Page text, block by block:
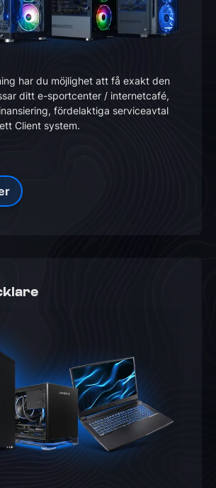
har du möjlighet att få exakt den
ditt e-sportcenter / internetcafé,
fördelaktiga serviceavtal
Client system.